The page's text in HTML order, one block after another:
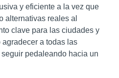
y eficientea la vez que
alternativas reales al
clave para las ciudades y
agradecer a todas las
pedaleando hacia un